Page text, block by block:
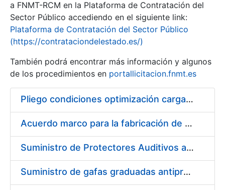
Mostra/Amaga
a FNMT-RCM en la Plataforma de Contratación del
Sector Público accediendo en el siguiente link:
Plataforma de Contratación del Sector Público
(https://contrataciondelestado.es/)
También podrá encontrar más información y algunos
de los procedimientos en portallicitacion.fnmt.es
Pliego condiciones optimización cargas compras firmado
Acuerdo marco para la fabricación de piezas
Suministro de Protectores Auditivos a medida para las personas trabajadoras de los Centros de Trabajo de Madrid y Burgos
Suministro de gafas graduadas antiproyecciones para los trabajadores de la FNMT-RCM en los centros de trabajo de Madrid y Burgos